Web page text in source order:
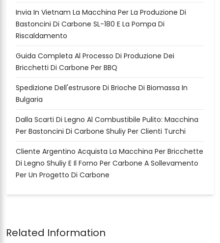
Invia In Vietnam La Macchina Per La Produzione Di
Bastoncini Di Carbone SL-180 E La Pompa Di
Riscaldamento
Guida Completa Al Processo Di Produzione Dei
Bricchetti Di Carbone Per BBQ
Spedizione Dell'estrusore Di Brioche Di Biomassa In
Bulgaria
Dalla Scarti Di Legno Al Combustibile Pulito: Macchina
Per Bastoncini Di Carbone Shuliy Per Clienti Turchi
Cliente Argentino Acquista La Macchina Per Bricchette
Di Legno Shuliy E Il Forno Per Carbone A Sollevamento
Per Un Progetto Di Carbone